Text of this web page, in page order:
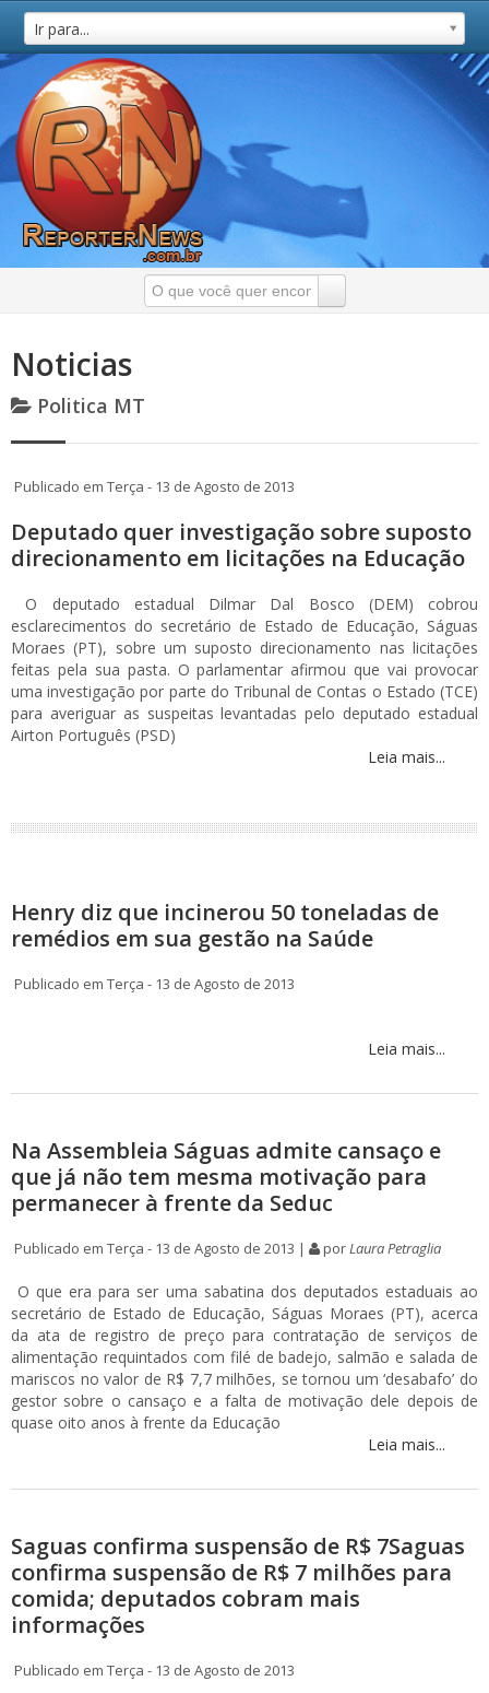
Ir para...
Noticias
Politica MT
Publicado em Terça - 13 de Agosto de 2013
Deputado quer investigação sobre suposto
direcionamento em licitações na Educação
O deputado estadual Dilmar Dal Bosco (DEM) cobrou
esclarecimentos do secretário de Estado de Educação, Ságuas
Moraes (PT), sobre um suposto direcionamento nas licitações
feitas pela sua pasta. O parlamentar afirmou que vai provocar
uma investigação por parte do Tribunal de Contas o Estado (TCE)
para averiguar as suspeitas levantadas pelo deputado estadual
Airton Português (PSD)
Leia mais...
Henry diz que incinerou 50 toneladas de
remédios em sua gestão na Saúde
Publicado em Terça - 13 de Agosto de 2013
Leia mais...
Na Assembleia Ságuas admite cansaço e
que já não tem mesma motivação para
permanecer à frente da Seduc
Publicado em Terça - 13 de Agosto de 2013 | porLaura Petraglia
O que era para ser uma sabatina dos deputados estaduais ao
secretário de Estado de Educação, Ságuas Moraes (PT), acerca
da ata de registro de preço para contratação de serviços de
alimentação requintados com filé de badejo, salmão e salada de
mariscos no valor de R$ 7,7 milhões, se tornou um ‘desabafo’ do
gestor sobre o cansaço e a falta de motivação dele depois de
quase oito anos à frente da Educação
Leia mais...
Saguas confirma suspensão de R$ 7Saguas
confirma suspensão de R$ 7 milhões para
comida; deputados cobram mais
informações
Publicado em Terça - 13 de Agosto de 2013